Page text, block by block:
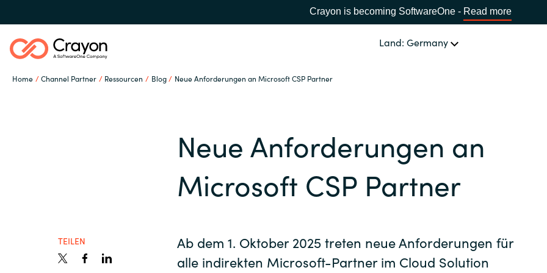
Crayon is becoming SoftwareOne - Read more
Land: Germany
Home Channel Partner Ressourcen Blog Neue Anforderungen an Microsoft CSP Partner
Africa
Denmark
Estonia
Software Partner
IT Campus - Customer
Adobe
Alludo
Neue Anforderungen an
Microsoft CSP Partner
TEILEN
Ab dem 1. Oktober 2025 treten neue Anforderungen für
alle indirekten Microsoft-Partner im Cloud Solution